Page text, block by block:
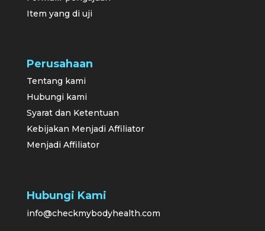
Item yang di uji
Perusahaan
Tentang kami
Hubungi kami
Syarat dan Ketentuan
Kebijakan Menjadi Affiliator
Menjadi Affiliator
Hubungi Kami
info@checkmybodyhealth.com